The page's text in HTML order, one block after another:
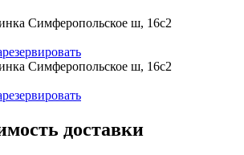
Симферопольское ш, 16с2
Симферопольское ш, 16с2
доставки